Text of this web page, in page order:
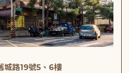
城路19號5、6樓